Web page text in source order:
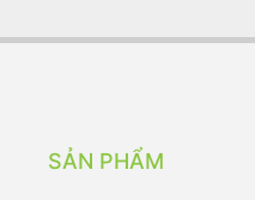
SẢN PHẨM